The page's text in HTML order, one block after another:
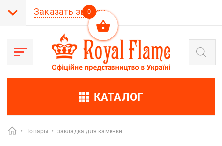
Заказать звонок
Поиск
товаров
КАТАЛОГ
• Товары • закладка для каменки
0